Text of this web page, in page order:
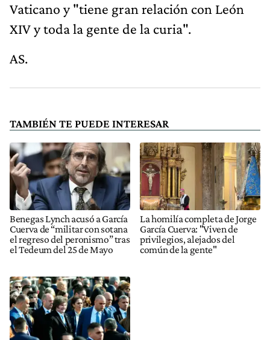
Vaticano y "tiene gran relación con León
XIV y toda la gente de la curia".
AS.
TAMBIÉN TE PUEDE INTERESAR
Benegas Lynch acusó a García
Cuerva de “militar con sotana
el regreso del peronismo” tras
el Tedeum del 25 de Mayo
La homilía completa de Jorge
García Cuerva: "Viven de
privilegios, alejados del
común de la gente"